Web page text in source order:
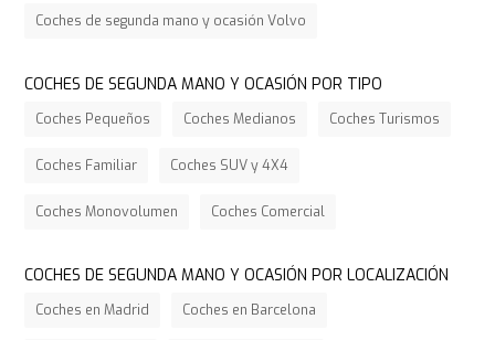
Coches de segunda mano y ocasión Volvo
COCHES DE SEGUNDA MANO Y OCASIÓN POR TIPO
Coches Pequeños Coches Medianos Coches Turismos
Coches Familiar Coches SUV y 4X4
Coches Monovolumen Coches Comercial
COCHES DE SEGUNDA MANO Y OCASIÓN POR LOCALIZACIÓN
Coches en Madrid Coches en Barcelona